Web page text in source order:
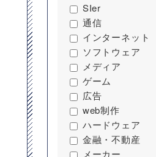
SIer
通信
インターネット
ソフトウェア
メディア
ゲーム
広告
web制作
ハードウェア
金融・不動産
メーカー